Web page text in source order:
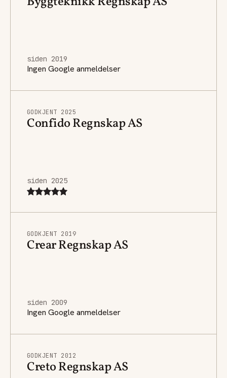
siden 2019
Ingen Google anmeldelser
GODKJENT 2025
Confido Regnskap AS
siden 2025
GODKJENT 2019
Crear Regnskap AS
siden 2009
Ingen Google anmeldelser
GODKJENT 2012
Creto Regnskap AS